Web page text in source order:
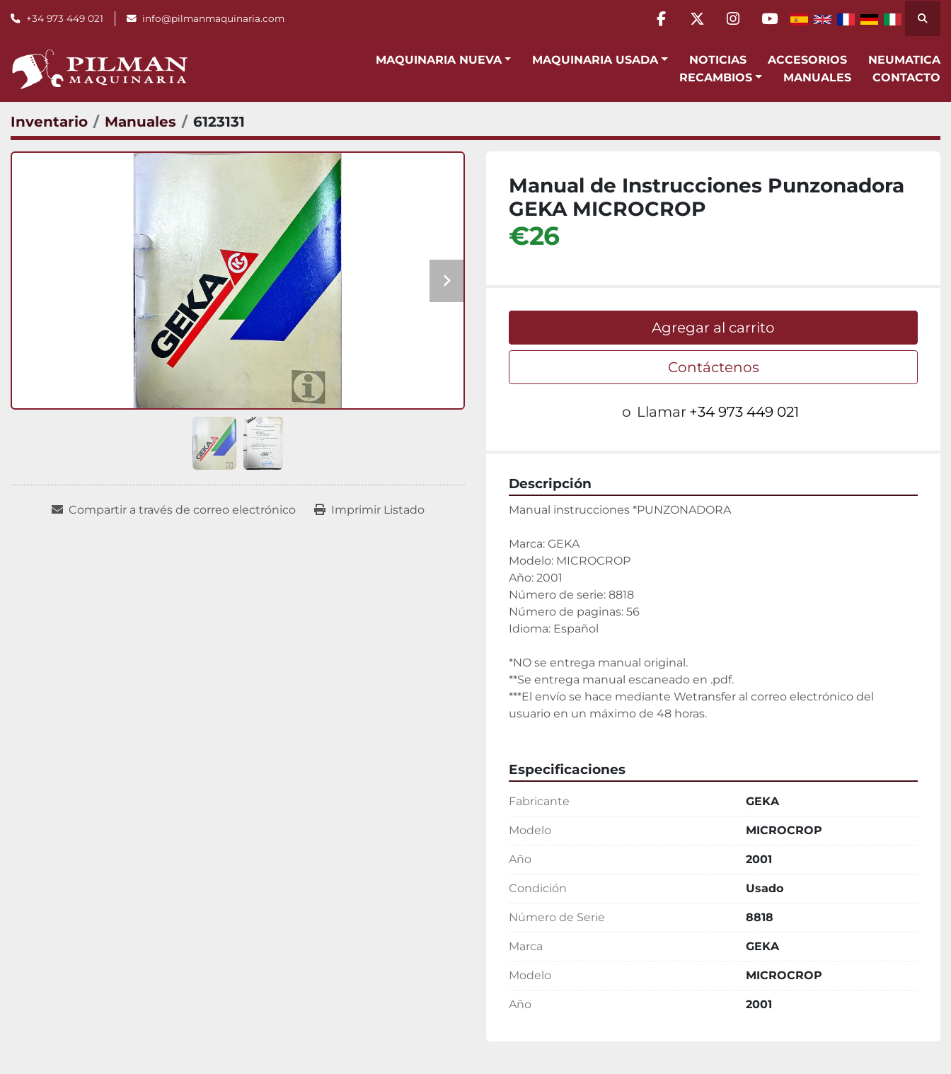
+34 973 449 021 info@pilmanmaquinaria.com
facebook
twitterinstagram
youtube
MAQUINARIA NUEVA MAQUINARIA USADA NOTICIAS ACCESORIOS
NEUMATICA
RECAMBIOS
MANUALES CONTACTO
Inventario Manuales 6123131
Compartir a través de correo electrónico Imprimir Listado
Manual de Instrucciones Punzonadora
GEKA MICROCROP
€26
Agregar al carrito
Contáctenos
o Llamar +34 973 449 021
Descripción
Manual instrucciones *PUNZONADORA
Marca: GEKA
Modelo: MICROCROP
Año: 2001
Número de serie: 8818
Número de paginas: 56
Idioma: Español
*NO se entrega manual original.
**Se entrega manual escaneado en .pdf.
***El envío se hace mediante Wetransfer al correo electrónico del
usuario en un máximo de 48 horas.
Especificaciones
Fabricante GEKA
Modelo MICROCROP
Año 2001
Condición Usado
Número de Serie 8818
Marca GEKA
Modelo MICROCROP
Año 2001